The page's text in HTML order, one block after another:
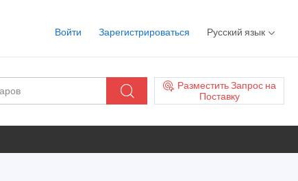
Войти Зарегистрироваться Русский язык
Разместить Запрос на
Поставку